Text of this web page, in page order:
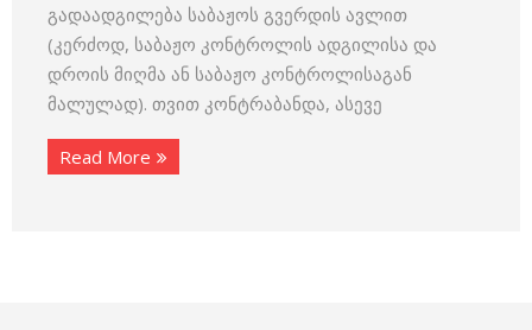
გადაადგილება საბაჟოს გვერდის ავლით
(კერძოდ, საბაჟო კონტროლის ადგილისა და
დროის მიღმა ან საბაჟო კონტროლისაგან
მალულად). თვით კონტრაბანდა, ასევე
Read More